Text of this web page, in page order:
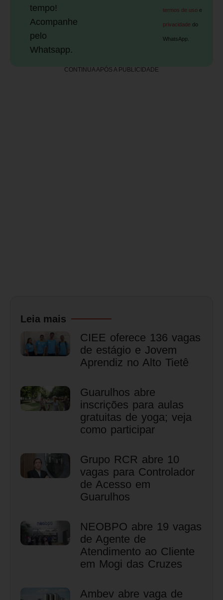
tempo!
Acompanhe
pelo
Whatsapp.
termos de uso e
privacidade do
WhatsApp.
CONTINUA APÓS A PUBLICIDADE
Leia mais
CIEE oferece 136 vagas
de estágio e Jovem
Aprendiz no Alto Tietê
Guarulhos abre
inscrições para aulas
gratuitas de yoga; veja
como participar
Grupo RCR abre 10
vagas para Controlador
de Acesso em
Guarulhos
NEOBPO abre 19 vagas
de Agente de
Atendimento ao Cliente
em Mogi das Cruzes
Ambev abre vaga de